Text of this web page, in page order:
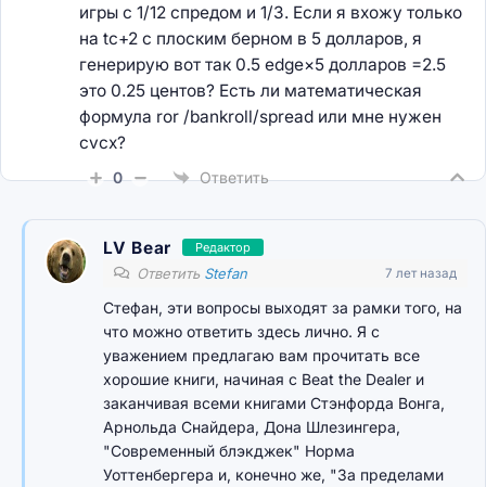
игры с 1/12 спредом и 1/3. Если я вхожу только
на tc+2 с плоским берном в 5 долларов, я
генерирую вот так 0.5 edge×5 долларов =2.5
это 0.25 центов? Есть ли математическая
формула ror /bankroll/spread или мне нужен
cvcx?
0 Ответить
LV Bear Редактор
Ответить Stefan 7 лет назад
Стефан, эти вопросы выходят за рамки того, на
что можно ответить здесь лично. Я с
уважением предлагаю вам прочитать все
хорошие книги, начиная с Beat the Dealer и
заканчивая всеми книгами Стэнфорда Вонга,
Арнольда Снайдера, Дона Шлезингера,
"Современный блэкджек" Норма
Уоттенбергера и, конечно же, "За пределами